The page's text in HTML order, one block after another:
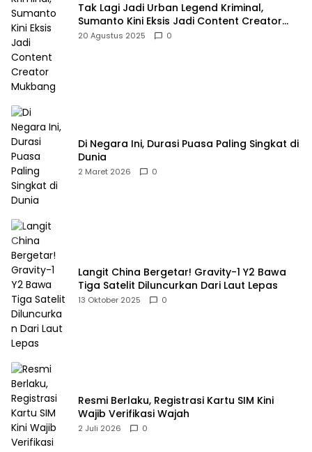
Tak Lagi Jadi Urban Legend Kriminal,
Sumanto Kini Eksis Jadi Content Creator
Mukbang
20 Agustus 2025 0
Di Negara Ini, Durasi Puasa Paling Singkat di
Dunia
2 Maret 2026 0
Langit China Bergetar! Gravity-1 Y2 Bawa
Tiga Satelit Diluncurkan Dari Laut Lepas
13 Oktober 2025 0
Resmi Berlaku, Registrasi Kartu SIM Kini
Wajib Verifikasi Wajah
2 Juli 2026 0